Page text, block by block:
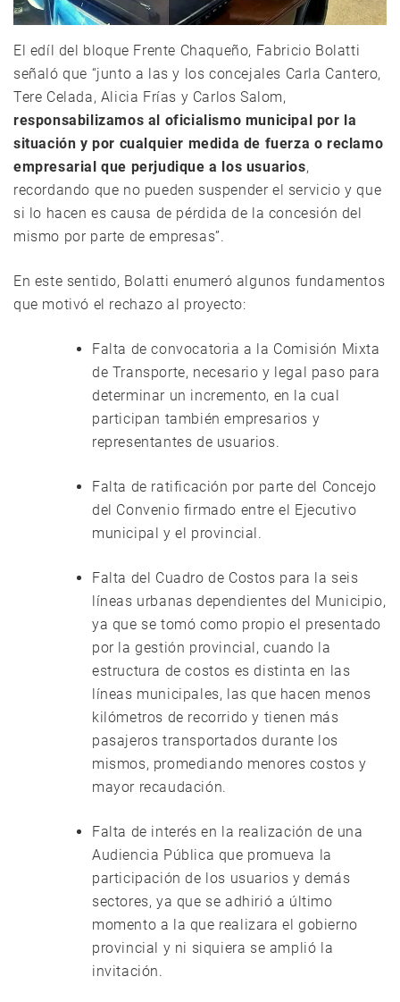
El edíl del bloque Frente Chaqueño, Fabricio Bolatti
señaló que “junto a las y los concejales Carla Cantero,
Tere Celada, Alicia Frías y Carlos Salom,
responsabilizamos al oficialismo municipal por la
situación y por cualquier medida de fuerza o reclamo
empresarial que perjudique a los usuarios,
recordando que no pueden suspender el servicio y que
si lo hacen es causa de pérdida de la concesión del
mismo por parte de empresas”.
En este sentido, Bolatti enumeró algunos fundamentos
que motivó el rechazo al proyecto:
Falta de convocatoria a la Comisión Mixta
de Transporte, necesario y legal paso para
determinar un incremento, en la cual
participan también empresarios y
representantes de usuarios.
Falta de ratificación por parte del Concejo
del Convenio firmado entre el Ejecutivo
municipal y el provincial.
Falta del Cuadro de Costos para la seis
líneas urbanas dependientes del Municipio,
ya que se tomó como propio el presentado
por la gestión provincial, cuando la
estructura de costos es distinta en las
líneas municipales, las que hacen menos
kilómetros de recorrido y tienen más
pasajeros transportados durante los
mismos, promediando menores costos y
mayor recaudación.
Falta de interés en la realización de una
Audiencia Pública que promueva la
participación de los usuarios y demás
sectores, ya que se adhirió a último
momento a la que realizara el gobierno
provincial y ni siquiera se amplió la
invitación.